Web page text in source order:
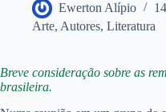
Ewerton Alípio
Arte, Autores, Literatura
Breve consideração sobre as
brasileira.